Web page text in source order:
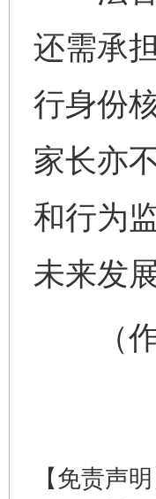
还需承
行身份
家长亦
和行为
未来发
（作
【免责声
网上购药